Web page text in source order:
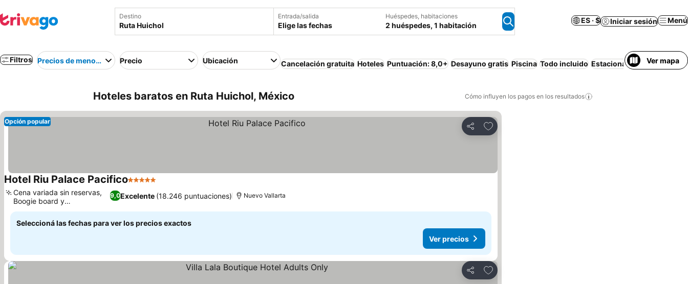
Destino Entrada/salida
Elige las fechas
Huéspedes, habitaciones
2 huéspedes, 1 habitación
ES · $ Iniciar sesión Menú
Filtros Precios de menor a mayorPrecio Ubicación Cancelación gratuita Hoteles Puntuación: 8,0+ Desayuno gratis Piscina Todo incluido Estacionamiento Playa
Ver mapa
Hoteles baratos en Ruta Huichol, México Cómo influyen los pagos en los resultados
Compartir
Añadir a favoritos
Opción popular
Hotel Riu Palace Pacifico5 Estrellas
9,0Excelente (18.246 puntuaciones)
Cena variada sin reservas,
Boogie board y
paddleboard
Nuevo Vallarta
Seleccioná las fechas para ver los precios exactos
Ver precios
Compartir
Añadir a favoritos